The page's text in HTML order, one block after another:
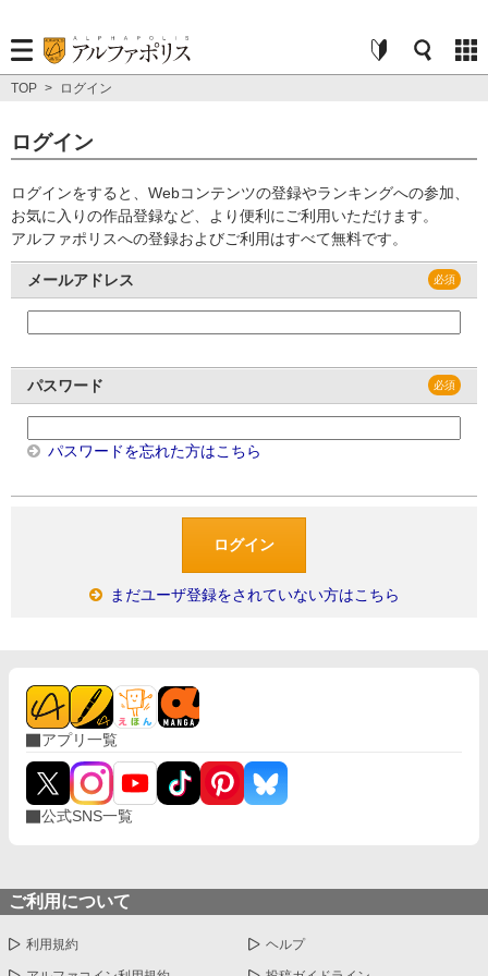
TOP > ログイン
ログイン
ログインをすると、Webコンテンツの登録やランキングへの参加、
お気に入りの作品登録など、より便利にご利用いただけます。
アルファポリスへの登録およびご利用はすべて無料です。
メールアドレス
パスワード
パスワードを忘れた方はこちら
まだユーザ登録をされていない方はこちら
アプリ一覧
公式SNS一覧
ご利用について
利用規約 ヘルプ